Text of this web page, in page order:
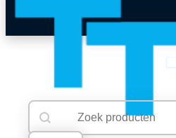
Searchbar
Search content